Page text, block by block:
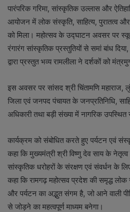
पारंपरिक गरिमा, सांस्कृतिक उल्लास और
आयोजन में लोक संस्कृति, साहित्य, पुरातत्व
को मिला। महोत्सव के उद्घाटन अवसर पर
रंगारंग सांस्कृतिक प्रस्तुतियों से समां बांध
द्वारा प्रस्तुत भव्य रामलीला ने दर्शकों को
इस अवसर पर सांसद श्री चिंतामणि महाराज,
जिला एवं जनपद पंचायत के जनप्रतिनिधि,
अधिकारी तथा बड़ी संख्या में नागरिक उपस्थित
कार्यक्रम को संबोधित करते हुए पर्यटन एवं
कहा कि मुख्यमंत्री श्री विष्णु देव साय के
सांस्कृतिक धरोहरों के संरक्षण एवं संवर्धन के
कहा कि रामगढ़ महोत्सव प्रदेश की समृद्ध लोक
और पर्यटन का अद्भुत संगम है, जो आने वाली
से जोड़ने का महत्वपूर्ण माध्यम बनेगा।